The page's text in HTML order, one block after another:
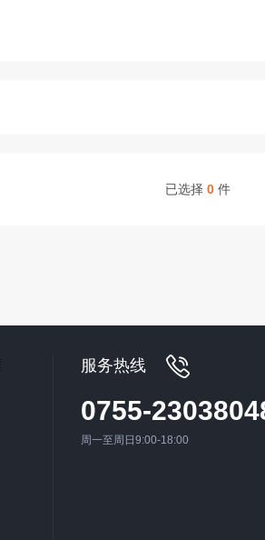
已选择 0 件
服务热线
0755-
周一至周日9:00-18:00